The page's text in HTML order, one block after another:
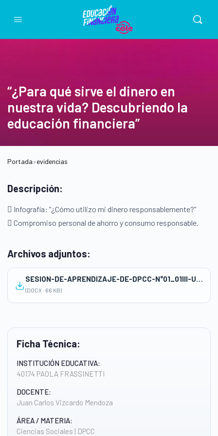
“¿Para qué sirve el dinero en
nuestra vida? Descubriendo la
educación financiera”
Portada»evidencias
Ficha Técnica:
INSTITUCIÓN EDUCATIVA:
40174 PAOLA FRASSINETTI
DOCENTE:
Juan Carlos Vizcardo Mendoza
ÁREA / MATERIA:
Ciencias Sociales | DPCC
Descripción:
 Infografía: “¿Cómo utilizo mi dinero responsablemente?”
 Compromiso personal de ahorro y consumo responsable.
Archivos adjuntos:
SESION-DE-APRENDIZAJE-DE-DPCC-N°01_01III-UNIDAD-JuanCarlos
(DOCX · 66 KB)